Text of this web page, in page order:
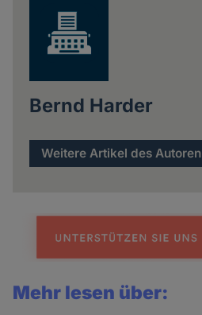
Bernd Harder
Weitere Artikel des Autoren
Mehr lesen über: